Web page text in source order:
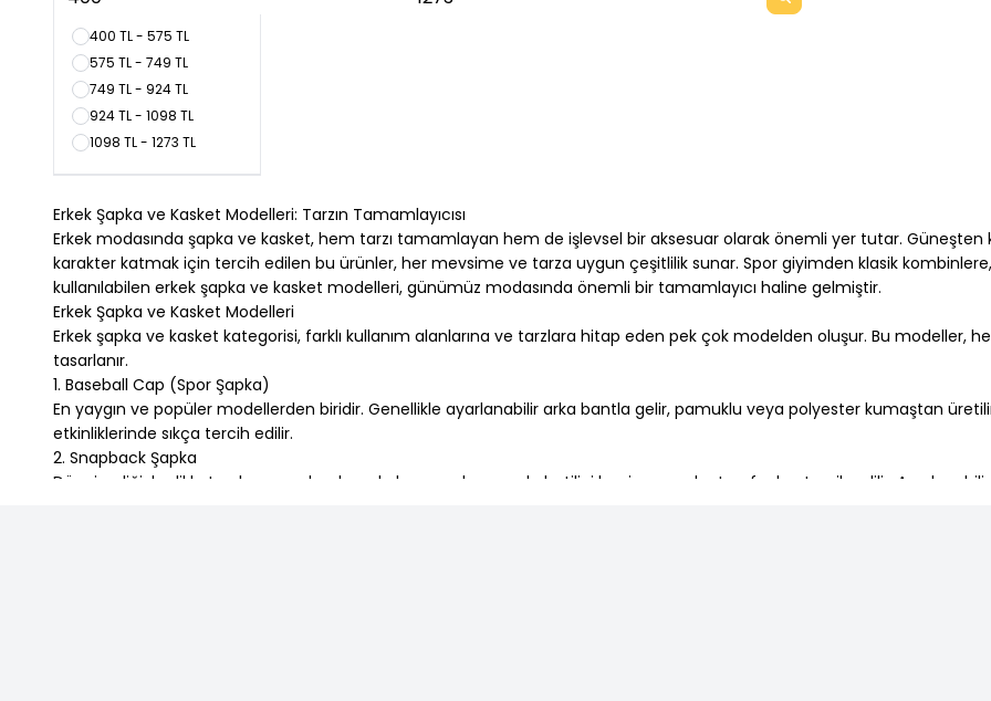
400 TL - 575 TL
575 TL - 749 TL
749 TL - 924 TL
924 TL - 1098 TL
1098 TL - 1273 TL
Erkek Şapka ve Kasket Modelleri: Tarzın Tamamlayıcısı
Erkek modasında şapka ve kasket, hem tarzı tamamlayan hem de işlevsel bir aksesuar olarak önemli yer tutar.
karakter katmak için tercih edilen bu ürünler, her mevsime ve tarza uygun çeşitlilik sunar. Spor giyimden klasik
kullanılabilen erkek şapka ve kasket modelleri, günümüz modasında önemli bir tamamlayıcı haline gelmiştir.
Erkek Şapka ve Kasket Modelleri
Erkek şapka ve kasket kategorisi, farklı kullanım alanlarına ve tarzlara hitap eden pek çok modelden oluşur. Bu modeller,
tasarlanır.
1. Baseball Cap (Spor Şapka)
En yaygın ve popüler modellerden biridir. Genellikle ayarlanabilir arka bantla gelir, pamuklu veya polyester kumaştan
etkinliklerinde sıkça tercih edilir.
2. Snapback Şapka
Düz siperliğiyle dikkat çeken snapback şapkalar, gençler ve sokak stilini benimseyenler tarafından tercih edilir. Ayarlanabilir